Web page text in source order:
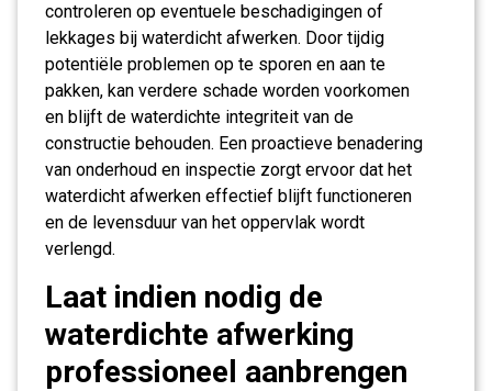
controleren op eventuele beschadigingen of
lekkages bij waterdicht afwerken. Door tijdig
potentiële problemen op te sporen en aan te
pakken, kan verdere schade worden voorkomen
en blijft de waterdichte integriteit van de
constructie behouden. Een proactieve benadering
van onderhoud en inspectie zorgt ervoor dat het
waterdicht afwerken effectief blijft functioneren
en de levensduur van het oppervlak wordt
verlengd.
Laat indien nodig de
waterdichte afwerking
professioneel aanbrengen